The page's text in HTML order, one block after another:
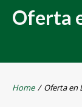
Oferta
Home / Oferta en